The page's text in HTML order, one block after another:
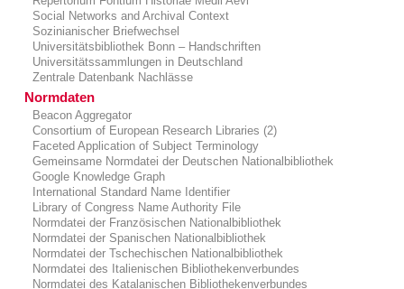
Social Networks and Archival Context
Sozinianischer Briefwechsel
Universitätsbibliothek Bonn – Handschriften
Universitätssammlungen in Deutschland
Zentrale Datenbank Nachlässe
Normdaten
Beacon Aggregator
Consortium of European Research Libraries (2)
Faceted Application of Subject Terminology
Gemeinsame Normdatei der Deutschen Nationalbibliothek
Google Knowledge Graph
International Standard Name Identifier
Library of Congress Name Authority File
Normdatei der Französischen Nationalbibliothek
Normdatei der Spanischen Nationalbibliothek
Normdatei der Tschechischen Nationalbibliothek
Normdatei des Italienischen Bibliothekenverbundes
Normdatei des Katalanischen Bibliothekenverbundes